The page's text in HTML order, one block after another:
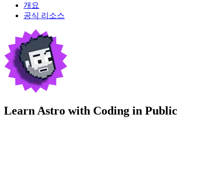
개요
공식 리소스
Learn Astro with Coding in Public